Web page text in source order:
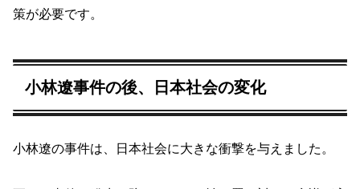
策が必要です。
小林遼事件の後、日本社会の変化
小林遼の事件は、日本社会に大きな衝撃を与えました。